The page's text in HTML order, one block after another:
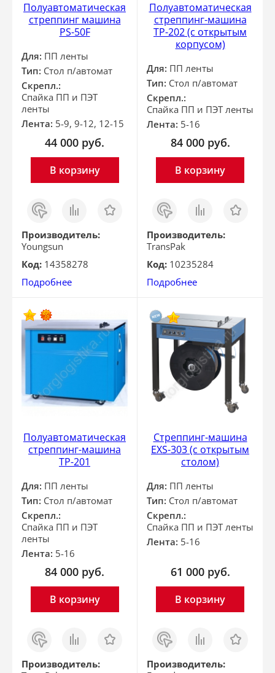
Полуавтоматическая
стреппинг машина
PS-50F
Для: ПП ленты
Тип: Стол п/автомат
Скрепл.:
Спайка ПП и ПЭТ
ленты
Лента: 5-9, 9-12, 12-15
44 000 руб.
В корзину
Заказ
в 1
клик
Сравнить Отложить
Производитель:
Youngsun
Код: 14358278
Подробнее
Полуавтоматическая
стреппинг-машина
ТР-202 (с открытым
корпусом)
Для: ПП ленты
Тип: Стол п/автомат
Скрепл.:
Спайка ПП и ПЭТ ленты
Лента: 5-16
84 000 руб.
В корзину
Заказ
в 1
клик
Сравнить Отложить
Производитель:
TransPak
Код: 10235284
Подробнее
Полуавтоматическая
стреппинг-машина
ТР-201
Для: ПП ленты
Тип: Стол п/автомат
Скрепл.:
Спайка ПП и ПЭТ
ленты
Лента: 5-16
84 000 руб.
В корзину
Заказ
в 1
клик
Сравнить Отложить
Производитель:
Стреппинг-машина
EXS-303 (с открытым
столом)
Для: ПП ленты
Тип: Стол п/автомат
Скрепл.:
Спайка ПП и ПЭТ ленты
Лента: 5-16
61 000 руб.
В корзину
Заказ
в 1
клик
Сравнить Отложить
Производитель: